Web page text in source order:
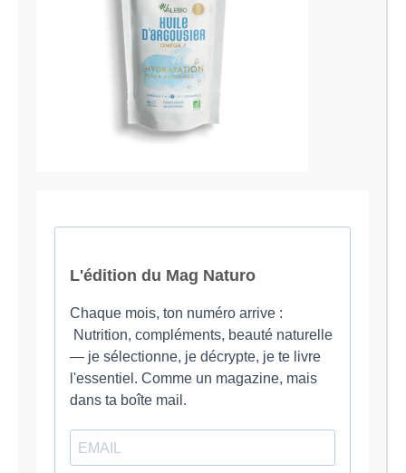
Le Magazine Naturo
Je suis Evy, Naturopathe spécialisée dans
l’accompagnement des femmes en préménopause et